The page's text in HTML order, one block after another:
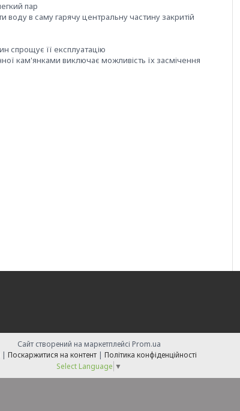
пар
в саму гарячу центральну частину закритій
спрощує її експлуатацію
кам'янками виключає можливість їх засмічення
Сайт створений на маркетплейсі Prom.ua
Сауні | Поскаржитися на контент | Політика конфіденційності
Select Language ▼